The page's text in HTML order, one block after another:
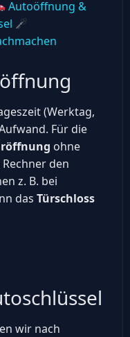
Autoöffnung &
(Werktag,
Für die
ohne
den
z. B. bei
das Türschloss
wir nach